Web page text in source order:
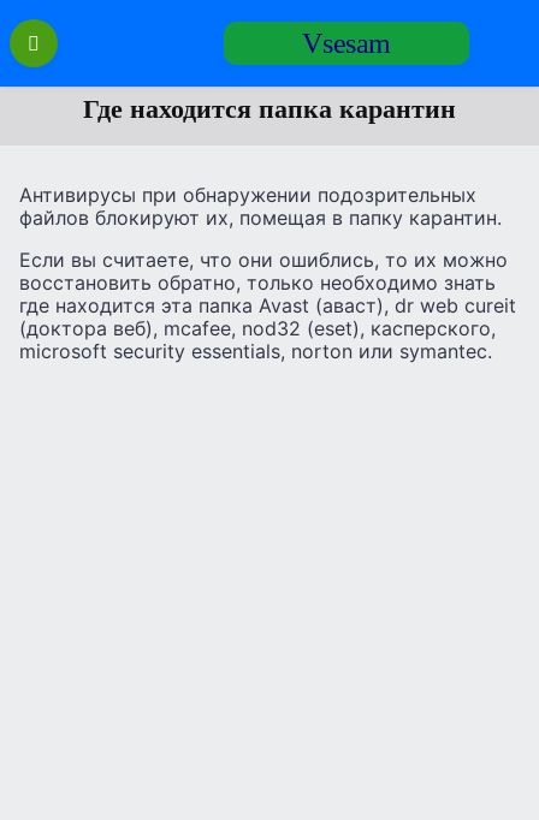
Перейти
содержанию
Vsesam
Где находится папка карантин
Антивирусы при обнаружении подозрительных
файлов блокируют их, помещая в папку карантин.
Если вы считаете, что они ошиблись, то их можно
восстановить обратно, только необходимо знать
где находится эта папка Avast (аваст), dr web cureit
(доктора веб), mcafee, nod32 (eset), касперского,
microsoft security essentials, norton или symantec.